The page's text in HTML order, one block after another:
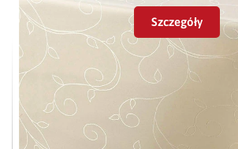
Obrusy Fobos
produkujemy z
posiadającejcertyfikat Oeko-
100
Wybielanie - nie wybielać
Pranie chemiczne -
czyścić w chloretylenie
lub benzynie
Prasowanie - p
rasować w
Szczegóły